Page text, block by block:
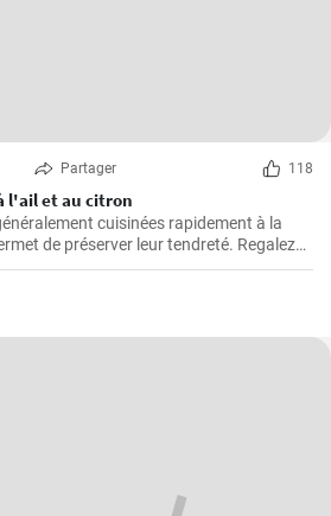
Partager 118
l'ail et au citron
cuisinées rapidement à la
de préserver leur tendreté. Regalez
recette